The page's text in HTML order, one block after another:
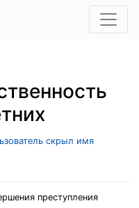
скрыл имя
преступления